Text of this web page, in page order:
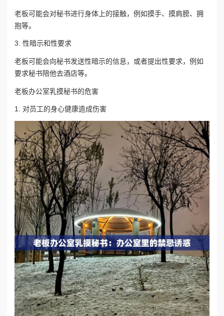
老板可能会对秘书进行身体上的接触，例如摸手、摸肩膀、拥
抱等。
3. 性暗示和性要求
老板可能会向秘书发送性暗示的信息，或者提出性要求，例如
要求秘书陪他去酒店等。
老板办公室乳摸秘书的危害
1. 对员工的身心健康造成伤害